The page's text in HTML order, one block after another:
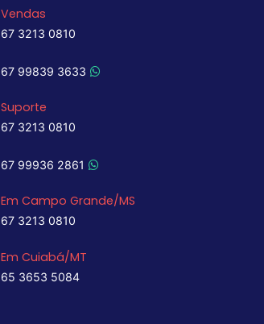
Vendas
67 3213 0810
67 99839 3633
Suporte
67 3213 0810
67 99936 2861
Em Campo Grande/MS
67 3213 0810
Em Cuiabá/MT
65 3653 5084